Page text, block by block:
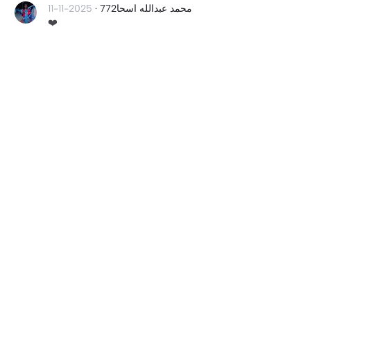
محمد عبدالله اسحا772 ·
2025-11-11
❤️